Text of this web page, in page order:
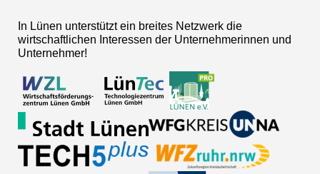
In Lünen unterstützt ein breites Netzwerk die
wirtschaftlichen Interessen der Unternehmerinnen und
Unternehmer!